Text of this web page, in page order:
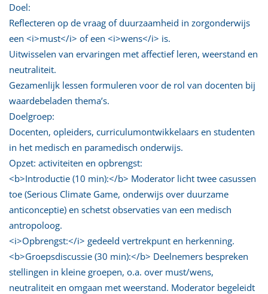
Doel:
Reflecteren op de vraag of duurzaamheid in zorgonderwijs
een <i>must</i> of een <i>wens</i> is.
Uitwisselen van ervaringen met affectief leren, weerstand en
neutraliteit.
Gezamenlijk lessen formuleren voor de rol van docenten bij
waardebeladen thema’s.
Doelgroep:
Docenten, opleiders, curriculumontwikkelaars en studenten
in het medisch en paramedisch onderwijs.
Opzet: activiteiten en opbrengst:
<b>Introductie (10 min):</b> Moderator licht twee casussen
toe (Serious Climate Game, onderwijs over duurzame
anticonceptie) en schetst observaties van een medisch
antropoloog.
<i>Opbrengst:</i> gedeeld vertrekpunt en herkenning.
<b>Groepsdiscussie (30 min):</b> Deelnemers bespreken
stellingen in kleine groepen, o.a. over must/wens,
neutraliteit en omgaan met weerstand. Moderator begeleidt